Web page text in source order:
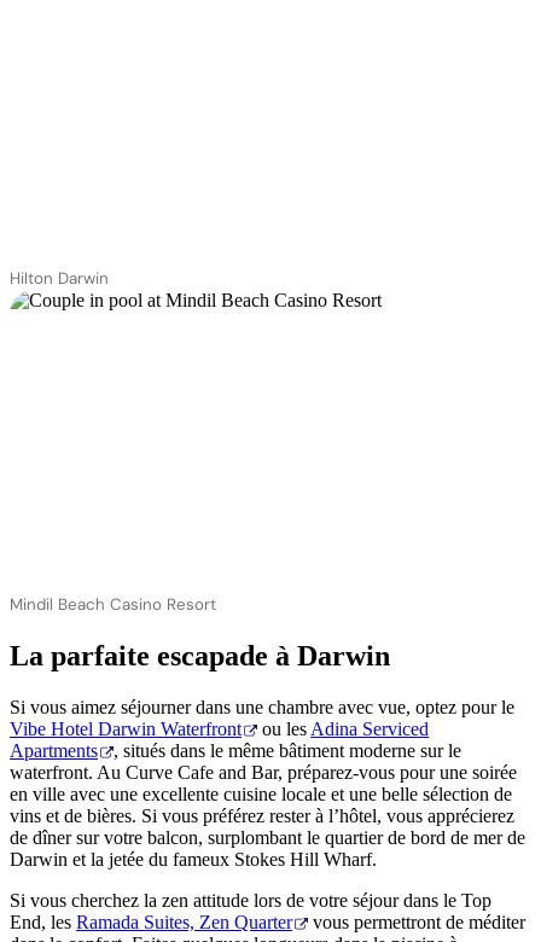
Hilton Darwin
Mindil Beach Casino Resort
La parfaite escapade à Darwin
Si vous aimez séjourner dans une chambre avec vue, optez pour le
Vibe Hotel Darwin Waterfront
ou les Adina Serviced
Apartments
, situés dans le même bâtiment moderne sur le
waterfront. Au Curve Cafe and Bar, préparez-vous pour une soirée
en ville avec une excellente cuisine locale et une belle sélection de
vins et de bières. Si vous préférez rester à l’hôtel, vous apprécierez
de dîner sur votre balcon, surplombant le quartier de bord de mer de
Darwin et la jetée du fameux Stokes Hill Wharf.
Si vous cherchez la zen attitude lors de votre séjour dans le Top
End, les Ramada Suites, Zen Quarter
vous permettront de méditer